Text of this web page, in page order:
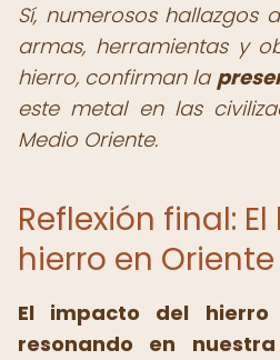
Sí, numerosos hallazgos
armas, herramientas y
hierro, confirman la
este metal en las
Medio Oriente.
Reflexión final:
hierro en Oriente
El impacto del hierro
resonando en